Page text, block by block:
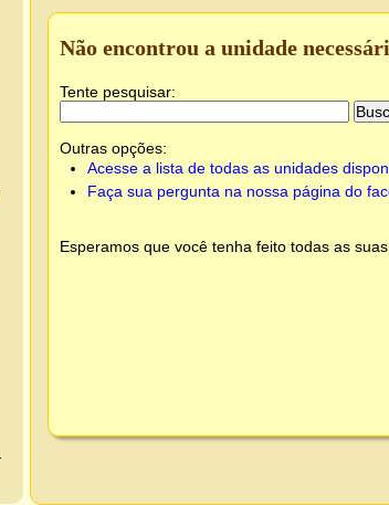
Não encontrou a unidade
Tente pesquisar:
Outras opções:
Acesse a lista de todas as unidades
Faça sua pergunta na nossa página do
Esperamos que você tenha feito todas as